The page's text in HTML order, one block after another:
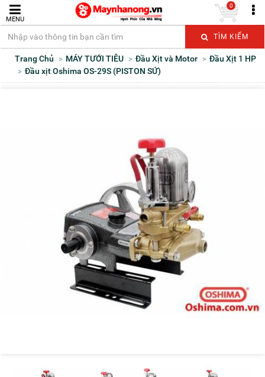
MENU
TÌM KIẾM
0
Trang Chủ MÁY TƯỚI TIÊU Đầu Xịt và Motor
Đầu Xịt 1 HP
Đầu xịt Oshima OS-29S (PISTON SỨ)